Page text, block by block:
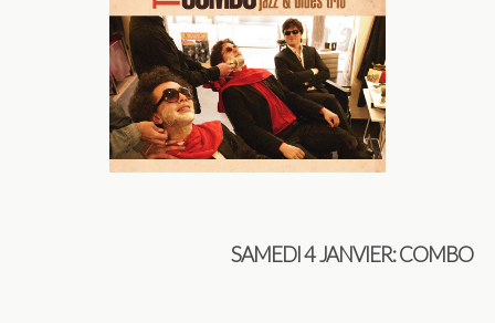
SAMEDI 4 JANVIER:COMBO